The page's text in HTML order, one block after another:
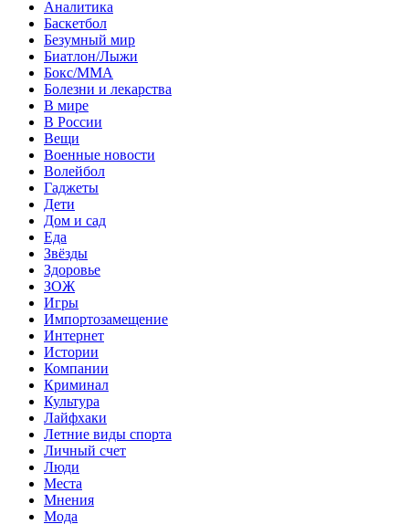
Аналитика
Баскетбол
Безумный мир
Биатлон/Лыжи
Бокс/MMA
Болезни и лекарства
В мире
В России
Вещи
Военные новости
Волейбол
Гаджеты
Дети
Дом и сад
Еда
Звёзды
Здоровье
ЗОЖ
Игры
Импортозамещение
Интернет
Истории
Компании
Криминал
Культура
Лайфхаки
Летние виды спорта
Личный счет
Люди
Места
Мнения
Мода